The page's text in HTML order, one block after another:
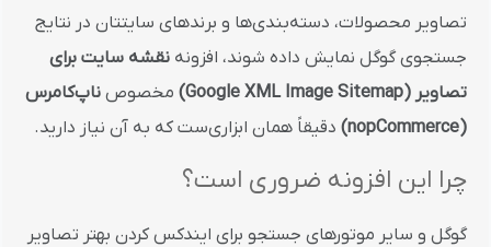
تصاویر محصولات، دسته‌بندی‌ها و برندهای سایتتان در نتایج
جستجوی گوگل نمایش داده شوند، افزونه نقشه سایت برای
تصاویر (Google XML Image Sitemap)
مخصوص ناپ‌کامرس
(nopCommerce)
دقیقاً همان ابزاری‌ست که به آن نیاز دارید.
چرا این افزونه ضروری است؟
گوگل و سایر موتورهای جستجو برای ایندکس کردن بهتر تصاویر